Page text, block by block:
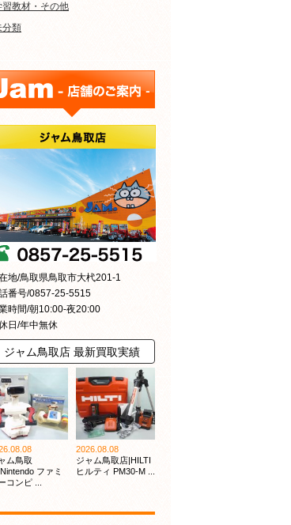
習教材・その他
分類
地/鳥取県鳥取市大杙201-1
番号/0857-25-5515
時間/朝10:00-夜20:00
日/年中無休
ジャム鳥取店 最新買取実績
ム鳥取
ファミ
コンピ ...
2026.08.08
ジャム鳥取店|HILTI
ヒルティ PM30-M ...